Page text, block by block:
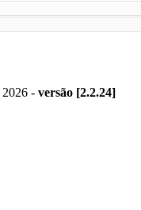
2026 - versão [2.2.24]